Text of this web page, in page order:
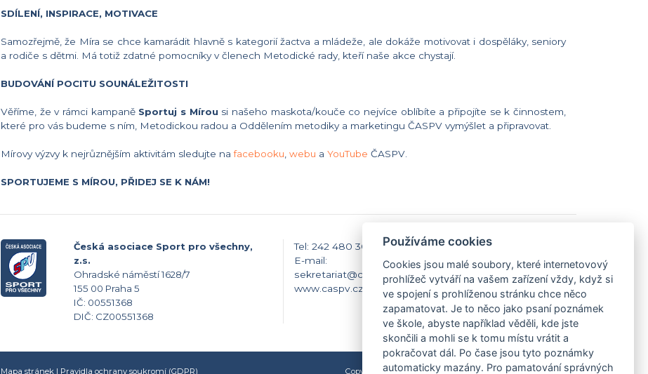
SDÍLENÍ, INSPIRACE, MOTIVACE
Samozřejmě, že Míra se chce kamarádit hlavně s kategorií žactva a mládeže, ale dokáže motivovat i dospěláky, seniory
a rodiče s dětmi. Má totiž zdatné pomocníky v členech Metodické rady, kteří naše akce chystají.
BUDOVÁNÍ POCITU SOUNÁLEŽITOSTI
Věříme, že v rámci kampaně Sportuj s Mírousi našeho maskota/kouče co nejvíce oblíbíte a připojíte se k činnostem,
které pro vás budeme s ním, Metodickou radou a Oddělením metodiky a marketingu ČASPV vymýšlet a připravovat.
Mírovy výzvy k nejrůznějším aktivitám sledujte nafacebooku webu a YouTube ČASPV.
SPORTUJEME S MÍROU, PŘIDEJ SE K NÁM!
Česká asociace Sport pro všechny,
z.s.
Ohradské náměstí 1628/7
155 00 Praha 5
IČ: 00551368
DIČ: CZ00551368
Tel: 242 480 301
E-mail:
sekretariat@caspv.cz
www.caspv.cz
Kontakty
Domů
Napište nám
Facebook
Nastavení cookies
Mapa stránek | Pravidla ochrany soukromí (GDPR) Copyright © 2009-2026 Česká asociace Sport pro všechny
Používáme cookies
Cookies jsou malé soubory, které internetovový
prohlížeč vytváří na vašem zařízení vždy, když si
ve spojení s prohlíženou stránku chce něco
zapamatovat. Je to něco jako psaní poznámek
ve škole, abyste například věděli, kde jste
skončili a mohli se k tomu místu vrátit a
pokračovat dál. Po čase jsou tyto poznámky
automaticky mazány. Pro pamatování správných